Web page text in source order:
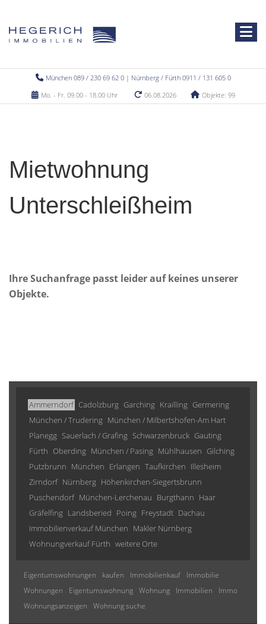
München 089 / 230 69 62 0 | Nürnberg / Fürth 0911 / 131 605 0
Mo. - Fr. 09.00 - 18.00 Uhr
06.08.2026 Objekte: 99
Mietwohnung
Unterschleißheim
Ihre Suchanfrage passt leider auf keines unserer
Objekte.
Ammerndorf Cadolzburg Garching Krailling Germering
München / Trudering München / Milbertshofen-Am Hart
Planegg Sauerlach / Grafing Schwarzenbruck Gauting
Fürth Oberding München / Pasing Mühlhausen Gilching
Putzbrunn München Erlangen Taufkirchen Illesheim
Zirndorf Nürnberg Höhenkirchen-Siegertsbrunn
Puschendorf München-Lerchenau Burgthann Haar
Gräfelfing Landsberied Poing Freystadt Dachau
Immobilienverkauf München Makler Nürnberg
Wohnungverkauf Fürth weitere Orte
Eigentumswohnungen kaufen Immobilienkauf
Immobilie
Wohnungen
Eigentumswohnung Wohnung Immobilien
Immo
Wohnungsanzeigen
Wohnung suche